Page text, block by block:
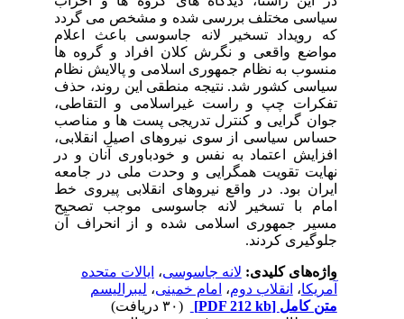
سیاسی مختلف بررسی شده و مشخص می گردد
که رویداد تسخیر لانه جاسوسی باعث اعلام
مواضع واقعی و نگرش کلان افراد و گروه ها
منسوب به نظام جمهوری اسلامی و پالایش نظام
سیاسی کشور شد. نتیجه منطقی این روند، حذف
تفکرات چپ و راست غیراسلامی و التقاطی،
جوان گرایی و کنترل تدریجی پست ها و مناصب
حساس سیاسی از سوی نیروهای اصیل انقلابی،
افزایش اعتماد به نفس و خودباوری آنان و در
نهایت تقویت همگرایی و وحدت ملی در جامعه
ایران بود. در واقع نیروهای انقلابی پیروی خط
امام با تسخیر لانه جاسوسی موجب تصحیح
مسیر جمهوری اسلامی شده و از انحراف آن
جلوگیری کردند.
واژه‌های کلیدی:لانه جاسوسی،ایالات متحده
آمریکا،انقلاب دوم،امام خمینی،لیبرالیسم
متن کامل[PDF 212 kb]